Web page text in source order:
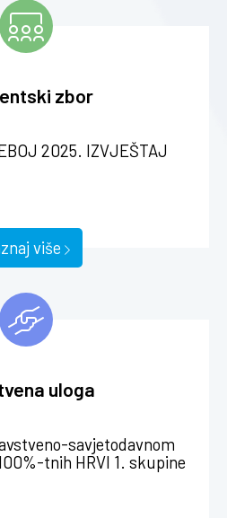
zbor
zbora
više
uloga
akcija “Osječki dani
hipertenziju” i ''Trk za